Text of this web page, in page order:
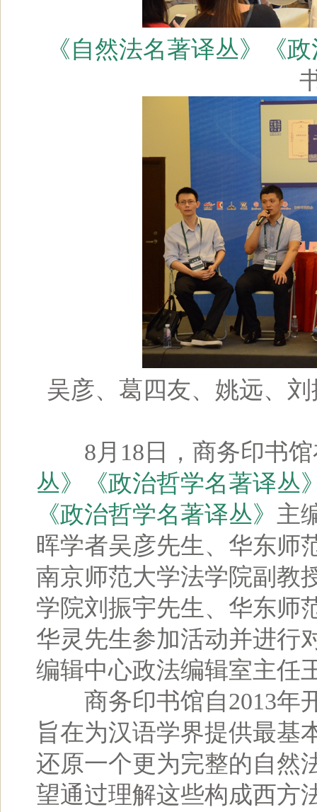
《自然法名著译丛》
《
吴彦、葛四友、姚远、
8月18日，商务印书馆
丛》
《政治哲学名著译丛
《政治哲学名著译丛》 主
晖学者吴彦先生、华东师
南京师范大学法学院副教
学院刘振宇先生、华东师
华灵先生参加活动并进行
编辑中心政法编辑室主任
商务印书馆自2013年
旨在为汉语学界提供最基
还原一个更为完整的自然
望通过理解这些构成西方